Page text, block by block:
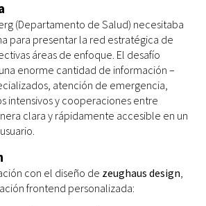
(Departamento de Salud) necesitaba
para presentar la red estratégica de
áreas de enfoque. El desafío
enorme cantidad de información –
atención de emergencia,
intensivos y cooperaciones entre
clara y rápidamente accesible en un
con el diseño de zeughaus design,
frontend personalizada: